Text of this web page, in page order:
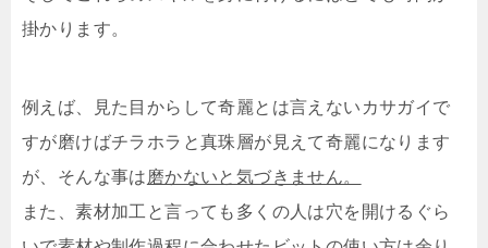
掛かります。
例えば、見た目からして奇麗とは言えないカサガイで
すが磨けばチラホラと真珠層が見えて奇麗になります
が、そんな事は 磨かないと気づきません。
また、素材加工と言っても多くの人は穴を開けるぐら